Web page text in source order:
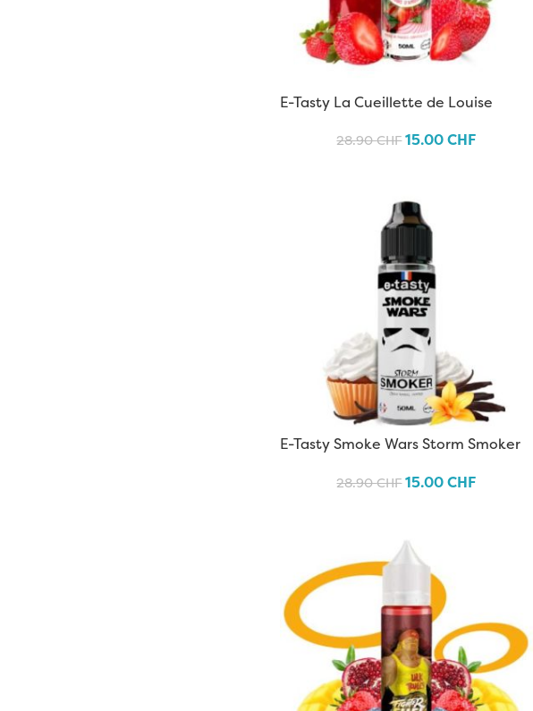
E-Tasty La Cueillette de Louise
28.90CHF 15.00CHF
E-Tasty Smoke Wars Storm Smoker
28.90CHF 15.00CHF